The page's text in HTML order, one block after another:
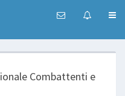
Combattenti e